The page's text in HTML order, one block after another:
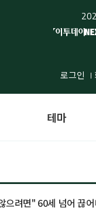
로그인
테마
으려면" 60세 넘어 끊